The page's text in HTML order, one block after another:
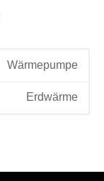
Wärmepumpe
Erdwärme